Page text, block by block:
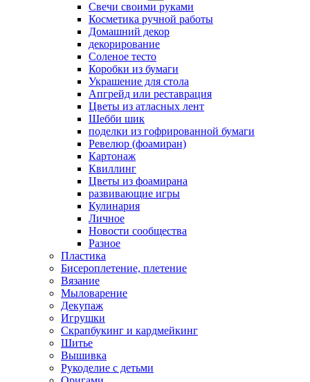
Свечи своими руками
Косметика ручной работы
Домашний декор
декорирование
Соленое тесто
Коробки из бумаги
Украшение для стола
Апгрейд или реставрация
Цветы из атласных лент
Шебби шик
поделки из гофрированной бумаги
Ревелюр (фоамиран)
Картонаж
Квиллинг
Цветы из фоамирана
развивающие игры
Кулинария
Личное
Новости сообщества
Разное
Пластика
Бисероплетение, плетение
Вязание
Мыловарение
Декупаж
Игрушки
Скрапбукинг и кардмейкинг
Шитье
Вышивка
Рукоделие с детьми